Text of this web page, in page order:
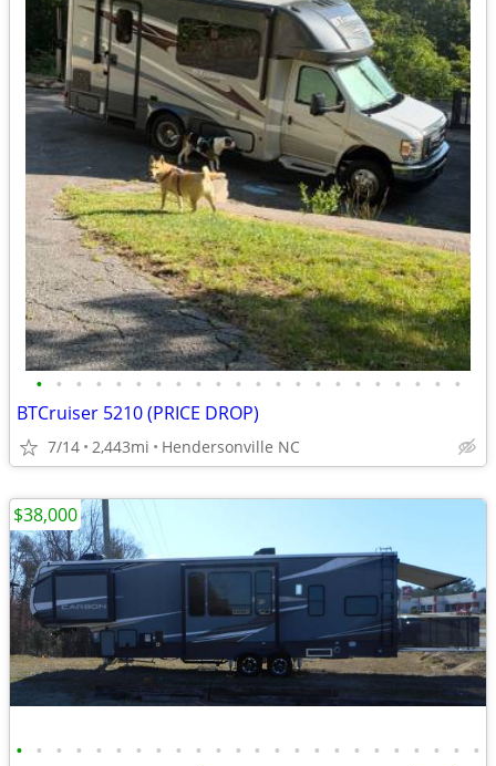
• • • • • • • • • • • • • • • • • • • • • •
BTCruiser 5210 (PRICE DROP)
7/14 2,443mi Hendersonville NC
• • • • • • • • • • • • • • • • • • • • • • • •
$38,000